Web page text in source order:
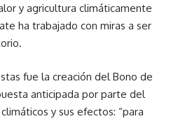
y agricultura climáticamente
ha trabajado con miras a ser
fue la creación del Bono de
anticipada por parte del
y sus efectos: “para